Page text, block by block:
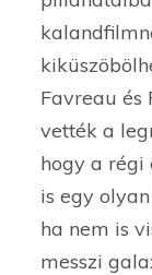
Favreau és
vették a
hogy a régi
is egy
ha nem is
messzi